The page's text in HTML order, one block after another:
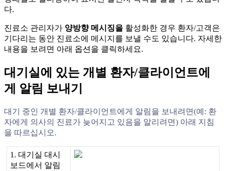
다.
진 료소 관리 자가 양방향 메 시 징을 활성화한 경우 환자/고객은
기 다리 는 동안 진 료소에 메 시 지 를 보 낼 수도 있습니 다. 자세 한
내 용을 보 려 면 아래 옵션 을 클릭하세 요.
대 기 실에 있는 개 별 환자/클라이 언트에
게
알림 보내 기
대 기 중인 개 별 환자/클라이 언 트 에 게 알림을 보 내 려 면(예 : 환
자에 게 의 사의 진 료가 늦어 지 고 있음을 알리 려 면) 아래 지 침
을 따르십시 오.
1 . 대 기 실 대시
보 드에서 알림